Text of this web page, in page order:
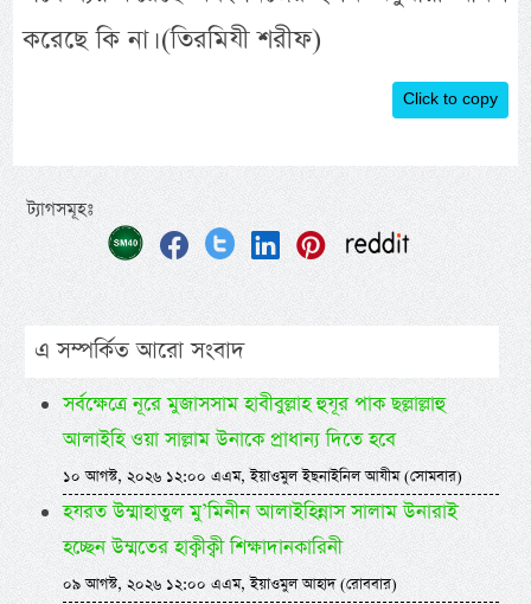
করেছে কি না। (তিরমিযী শরীফ)
Click to copy
ট্যাগসমূহঃ
এ সম্পর্কিত আরো সংবাদ
সর্বক্ষেত্রে নূরে মুজাসসাম হাবীবুল্লাহ হুযূর পাক ছল্লাল্লাহু
আলাইহি ওয়া সাল্লাম উনাকে প্রাধান্য দিতে হবে
১০ আগস্ট, ২০২৬ ১২:০০ এএম, ইয়াওমুল ইছনাইনিল আযীম (সোমবার)
হযরত উম্মাহাতুল মু’মিনীন আলাইহিন্নাস সালাম উনারাই
হচ্ছেন উম্মতের হাক্বীক্বী শিক্ষাদানকারিনী
০৯ আগস্ট, ২০২৬ ১২:০০ এএম, ইয়াওমুল আহাদ (রোববার)